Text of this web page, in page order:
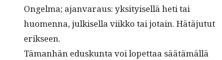
Ongel­ma; ajan­va­raus: yksi­tyisel­lä heti tai
huomen­na, julkisel­la viikko tai jotain. Hätäju­tut
erikseen.
Täman­hän eduskun­ta voi lopet­taa säätämäl­lä